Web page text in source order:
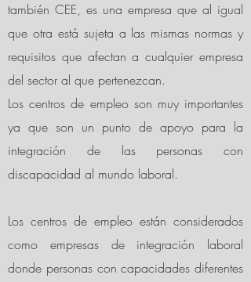
también CEE, es una empresa que al igual
que otra está sujeta a las mismas normas y
requisitos que afectan a cualquier empresa
del sector al que pertenezcan.
Los centros de empleo son muy importantes
ya que son un punto de apoyo para la
integración de las personas con
discapacidad al mundo laboral.
Los centros de empleo están considerados
como empresas de integración laboral
donde personas con capacidades diferentes